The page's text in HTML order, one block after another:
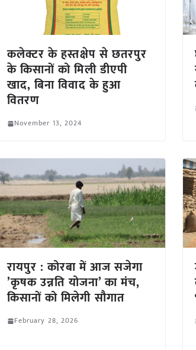
कलेक्टर के हस्तक्षेप से छतरपुर
के किसानों को मिली डीएपी
खाद, बिना विवाद के हुआ
वितरण
November 13, 2024
रायपुर : कोरबा में आज सजेगा
’कृषक उन्नति योजना’ का मंच,
किसानों को मिलेगी सौगात
February 28, 2026